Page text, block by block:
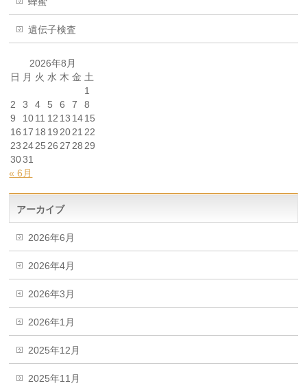
遺伝子検査
2026年8月
日 月 火 水 木 金 土
1
2
3 4 5 6 7
8
9
1011 12 13 1415
16 17 18 19 2021 22
23 2425 26 27 28 29
3031
« 6月
アーカイブ
2026年6月
2026年4月
2026年3月
2026年1月
2025年12月
2025年11月